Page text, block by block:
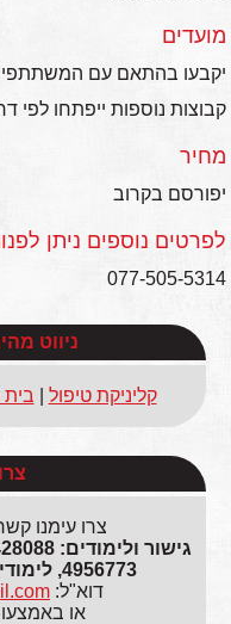
מועדים
יקבעו בהתאם עם
קבוצות נוספות ייפתחו לפי
מחיר
יפורסם בקרוב
לפרטים נוספים ניתן
077-505-5314
ניווט
קליניקת טיפול בית
צרו עימנו
4956773, לימודים והדרכה: 054-4768892
דוא"ל:
או